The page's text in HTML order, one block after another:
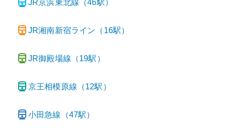
JR京浜東北線 （46駅）
JR湘南新宿ライン （ 16駅）
JR御殿場線 （19駅）
京王相模原線 （12駅）
小田急線 （47駅）